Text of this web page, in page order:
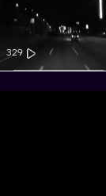
329